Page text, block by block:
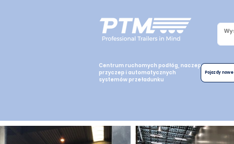
Centrum ruchomych podłóg, naczep,
przyczep i automatycznych
systemów przeładunku
Pojazdy nowe